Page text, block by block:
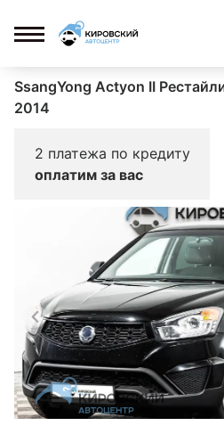
SsangYong Actyon II
2014
2 платежа по кредиту
оплатим за вас